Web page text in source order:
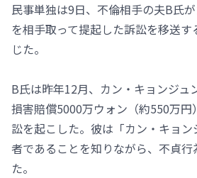
民事単独は9日、不倫相手の夫B氏
を相手取って提起した訴訟を移送
じた。
B氏は昨年12月、カン・キョンジュ
損害賠償5000万ウォン（約550万
訟を起こした。彼は「カン・キョ
者であることを知りながら、不貞
た。